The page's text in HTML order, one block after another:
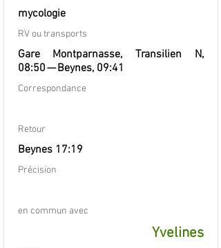
mycologie
RV ou transports
Gare Montparnasse, Transilien N,
08:50 — Beynes, 09:41
Correspondance
Retour
Beynes 17:19
Précision
en commun avec
Yvelines